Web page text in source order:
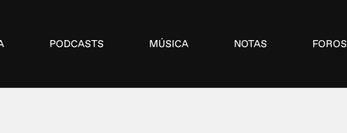
PODCASTS MÚSICA NOTAS FOROS